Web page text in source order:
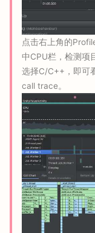
点击右上角的
中CPU栏，检测项
选择C/C++，即可
call trace。